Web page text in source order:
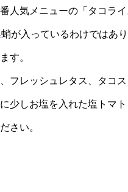
人気メニューの「タコライ
蛸が入っているわけではあり
す。
フレッシュレタス、タコス
少しお塩を入れた塩トマト
さい。